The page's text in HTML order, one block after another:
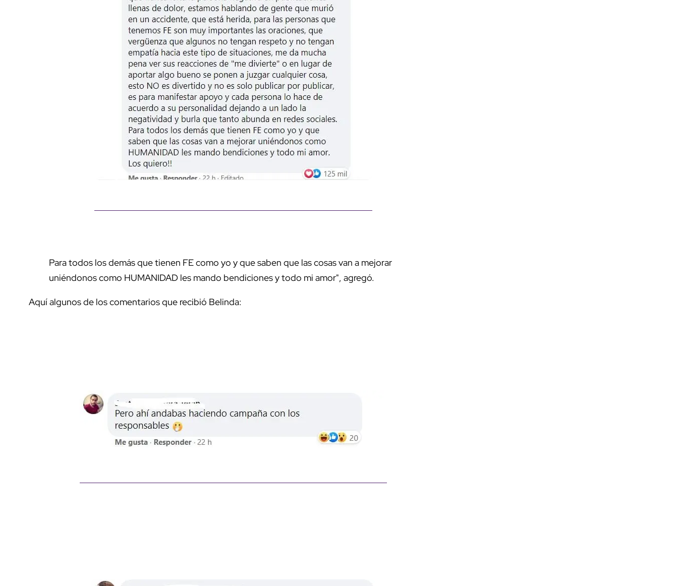
Para todos los demás que tienen FE como yo y que saben que las cosas van a mejorar
uniéndonos como HUMANIDAD les mando bendiciones y todo mi amor", agregó.
Aquí algunos de los comentarios que recibió Belinda: